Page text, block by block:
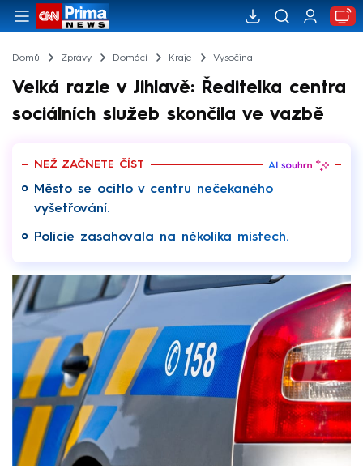
Domů Zprávy Domácí Kraje Vysočina
Velká razie v Jihlavě: Ředitelka centra
sociálních služeb skončila ve vazbě
NEŽ ZAČNETE ČÍST
Město se ocitlo v centru nečekaného
vyšetřování.
Policie zasahovala na několika místech.